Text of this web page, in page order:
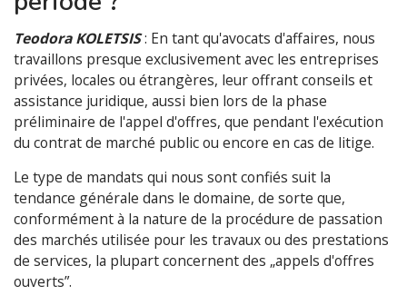
Teodora KOLETSIS: En tant qu'avocats d'affaires, nous
travaillons presque exclusivement avec les entreprises
privées, locales ou étrangères, leur offrant conseils et
assistance juridique, aussi bien lors de la phase
préliminaire de l'appel d'offres, que pendant l'exécution
du contrat de marché public ou encore en cas de litige.
Le type de mandats qui nous sont confiés suit la
tendance générale dans le domaine, de sorte que,
conformément à la nature de la procédure de passation
des marchés utilisée pour les travaux ou des prestations
de services, la plupart concernent des „appels d'offres
ouverts”.